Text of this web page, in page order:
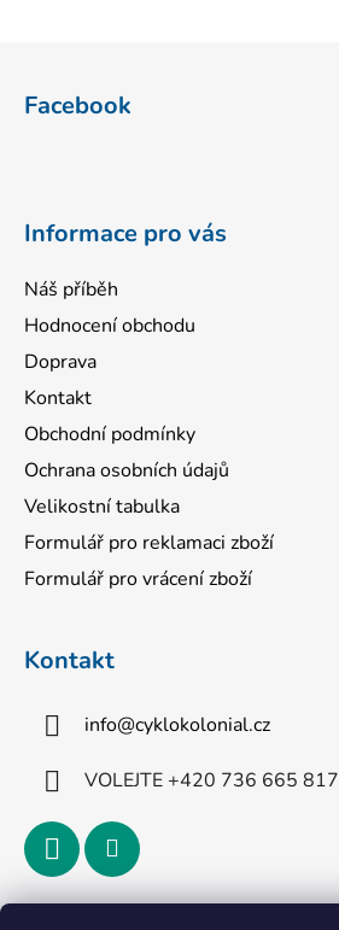
Facebook
Informace pro vás
Náš příběh
Hodnocení obchodu
Doprava
Kontakt
Obchodní podmínky
Ochrana osobních údajů
Velikostní tabulka
Formulář pro reklamaci zboží
Formulář pro vrácení zboží
Kontakt
info@cyklokolonial.cz
VOLEJTE +420 736 665 817